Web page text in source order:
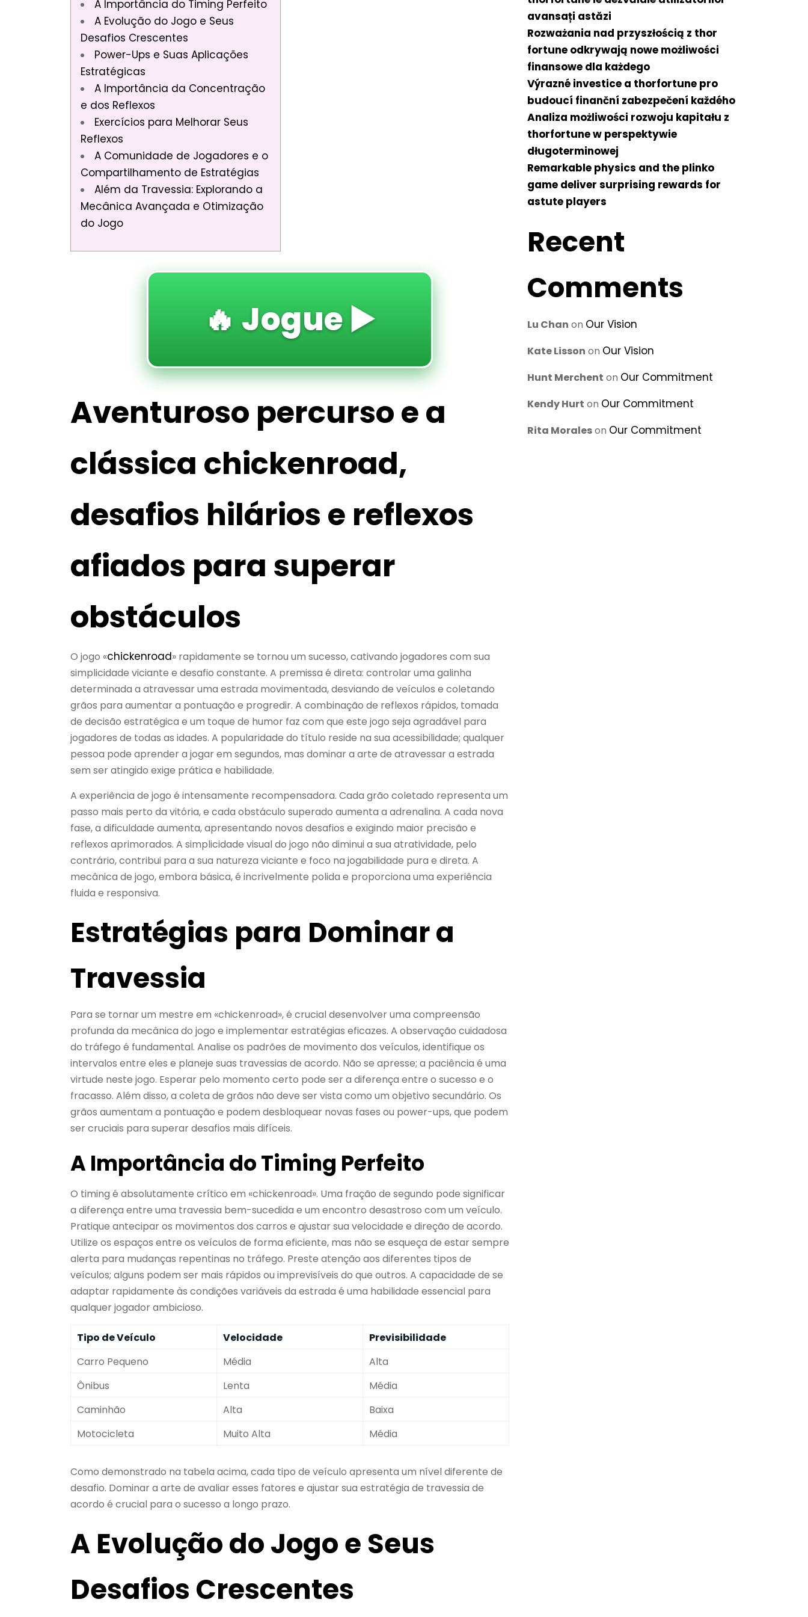
A Importância do Timing Perfeito
A Evolução do Jogo e Seus
Desafios Crescentes
Power-Ups e Suas Aplicações
Estratégicas
A Importância da Concentração
e dos Reflexos
Exercícios para Melhorar Seus
Reflexos
A Comunidade de Jogadores e o
Compartilhamento de Estratégias
Além da Travessia: Explorando a
Mecânica Avançada e Otimização
do Jogo
🔥 Jogue ▶️
Aventuroso percurso e a
clássica chickenroad,
desafios hilários e reflexos
afiados para superar
obstáculos
O jogo «chickenroad» rapidamente se tornou um sucesso, cativando jogadores com sua
simplicidade viciante e desafio constante. A premissa é direta: controlar uma galinha
determinada a atravessar uma estrada movimentada, desviando de veículos e coletando
grãos para aumentar a pontuação e progredir. A combinação de reflexos rápidos, tomada
de decisão estratégica e um toque de humor faz com que este jogo seja agradável para
jogadores de todas as idades. A popularidade do título reside na sua acessibilidade; qualquer
pessoa pode aprender a jogar em segundos, mas dominar a arte de atravessar a estrada
sem ser atingido exige prática e habilidade.
A experiência de jogo é intensamente recompensadora. Cada grão coletado representa um
passo mais perto da vitória, e cada obstáculo superado aumenta a adrenalina. A cada nova
fase, a dificuldade aumenta, apresentando novos desafios e exigindo maior precisão e
reflexos aprimorados. A simplicidade visual do jogo não diminui a sua atratividade, pelo
contrário, contribui para a sua natureza viciante e foco na jogabilidade pura e direta. A
mecânica de jogo, embora básica, é incrivelmente polida e proporciona uma experiência
fluida e responsiva.
Estratégias para Dominar a
Travessia
Para se tornar um mestre em «chickenroad», é crucial desenvolver uma compreensão
profunda da mecânica do jogo e implementar estratégias eficazes. A observação cuidadosa
do tráfego é fundamental. Analise os padrões de movimento dos veículos, identifique os
intervalos entre eles e planeje suas travessias de acordo. Não se apresse; a paciência é uma
virtude neste jogo. Esperar pelo momento certo pode ser a diferença entre o sucesso e o
fracasso. Além disso, a coleta de grãos não deve ser vista como um objetivo secundário. Os
grãos aumentam a pontuação e podem desbloquear novas fases ou power-ups, que podem
ser cruciais para superar desafios mais difíceis.
A Importância do Timing Perfeito
O timing é absolutamente crítico em «chickenroad». Uma fração de segundo pode significar
a diferença entre uma travessia bem-sucedida e um encontro desastroso com um veículo.
Pratique antecipar os movimentos dos carros e ajustar sua velocidade e direção de acordo.
Utilize os espaços entre os veículos de forma eficiente, mas não se esqueça de estar sempre
alerta para mudanças repentinas no tráfego. Preste atenção aos diferentes tipos de
veículos; alguns podem ser mais rápidos ou imprevisíveis do que outros. A capacidade de se
adaptar rapidamente às condições variáveis da estrada é uma habilidade essencial para
qualquer jogador ambicioso.
Tipo de Veículo Velocidade
Previsibilidade
Carro Pequeno
Média
Alta
Ônibus
Lenta
Média
Caminhão
Alta
Baixa
Motocicleta
Muito Alta Média
Como demonstrado na tabela acima, cada tipo de veículo apresenta um nível diferente de
desafio. Dominar a arte de avaliar esses fatores e ajustar sua estratégia de travessia de
acordo é crucial para o sucesso a longo prazo.
A Evolução do Jogo e Seus
Desafios Crescentes
avansați astăzi
Rozważania nad przyszłością z thor
fortune odkrywają nowe możliwości
finansowe dla każdego
Výrazné investice a thorfortune pro
budoucí finanční zabezpečení každého
Analiza możliwości rozwoju kapitału z
thorfortune w perspektywie
długoterminowej
Remarkable physics and the plinko
game deliver surprising rewards for
astute players
Recent
Comments
Lu Chan on Our Vision
Kate Lisson on Our Vision
Hunt Merchent on Our Commitment
Kendy Hurt on Our Commitment
Rita Moraleson Our Commitment